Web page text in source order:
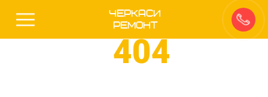
Черкаси
Ремонт
404